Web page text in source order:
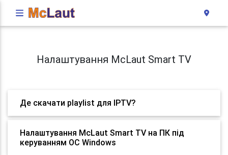
Налаштування McLaut Smart TV
Де скачати playlist для IPTV?
Налаштування McLaut Smart TV на ПК під
керуванням ОС Windows